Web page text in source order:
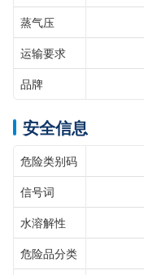
蒸气压
运输要求
品牌
安全信息
危险类别码
信号词
水溶解性
危险品分类